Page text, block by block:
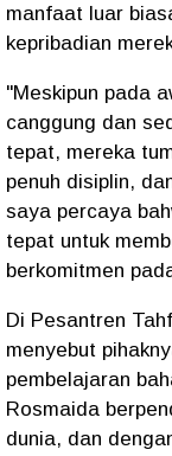
manfaat luar
kepribadian
"Meskipun pada
canggung dan
tepat, mereka
penuh disiplin,
saya percaya
tepat untuk
berkomitmen
Di Pesantren
menyebut
pembelajaran
Rosmaida
dunia, dan